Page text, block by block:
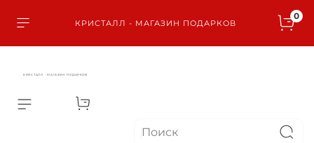
КРИСТАЛЛ - МАГАЗИН ПОДАРКОВ
0
КРИСТАЛЛ - МАГАЗИН ПОДАРКОВ